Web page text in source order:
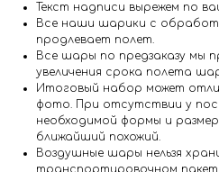
Текст надписи вырежем по
Все наши шарики с
продлевает полет.
Все шары по предзаказу мы
увеличения срока полета
Итоговый набор может
фото. При отсутствии у
необходимой формы и
ближайший похожий.
Воздушные шары нельзя
транспортировочном